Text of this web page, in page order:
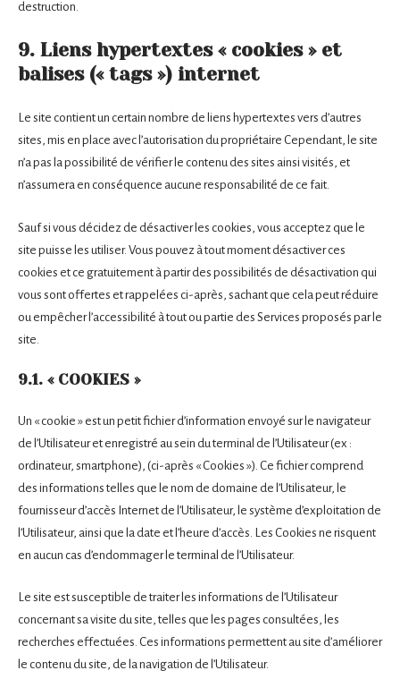
destruction.
9. Liens hypertextes « cookies » et
balises (« tags ») internet
Le site contient un certain nombre de liens hypertextes vers d’autres
sites, mis en place avec l’autorisation du propriétaire Cependant, le site
n’a pas la possibilité de vérifier le contenu des sites ainsi visités, et
n’assumera en conséquence aucune responsabilité de ce fait.
Sauf si vous décidez de désactiver les cookies, vous acceptez que le
site puisse les utiliser. Vous pouvez à tout moment désactiver ces
cookies et ce gratuitement à partir des possibilités de désactivation qui
vous sont offertes et rappelées ci-après, sachant que cela peut réduire
ou empêcher l’accessibilité à tout ou partie des Services proposés par le
site.
9.1. « COOKIES »
Un « cookie » est un petit fichier d’information envoyé sur le navigateur
de l’Utilisateur et enregistré au sein du terminal de l’Utilisateur (ex :
ordinateur, smartphone), (ci-après « Cookies »). Ce fichier comprend
des informations telles que le nom de domaine de l’Utilisateur, le
fournisseur d’accès Internet de l’Utilisateur, le système d’exploitation de
l’Utilisateur, ainsi que la date et l’heure d’accès. Les Cookies ne risquent
en aucun cas d’endommager le terminal de l’Utilisateur.
Le site est susceptible de traiter les informations de l’Utilisateur
concernant sa visite du site, telles que les pages consultées, les
recherches effectuées. Ces informations permettent au site d’améliorer
le contenu du site, de la navigation de l’Utilisateur.